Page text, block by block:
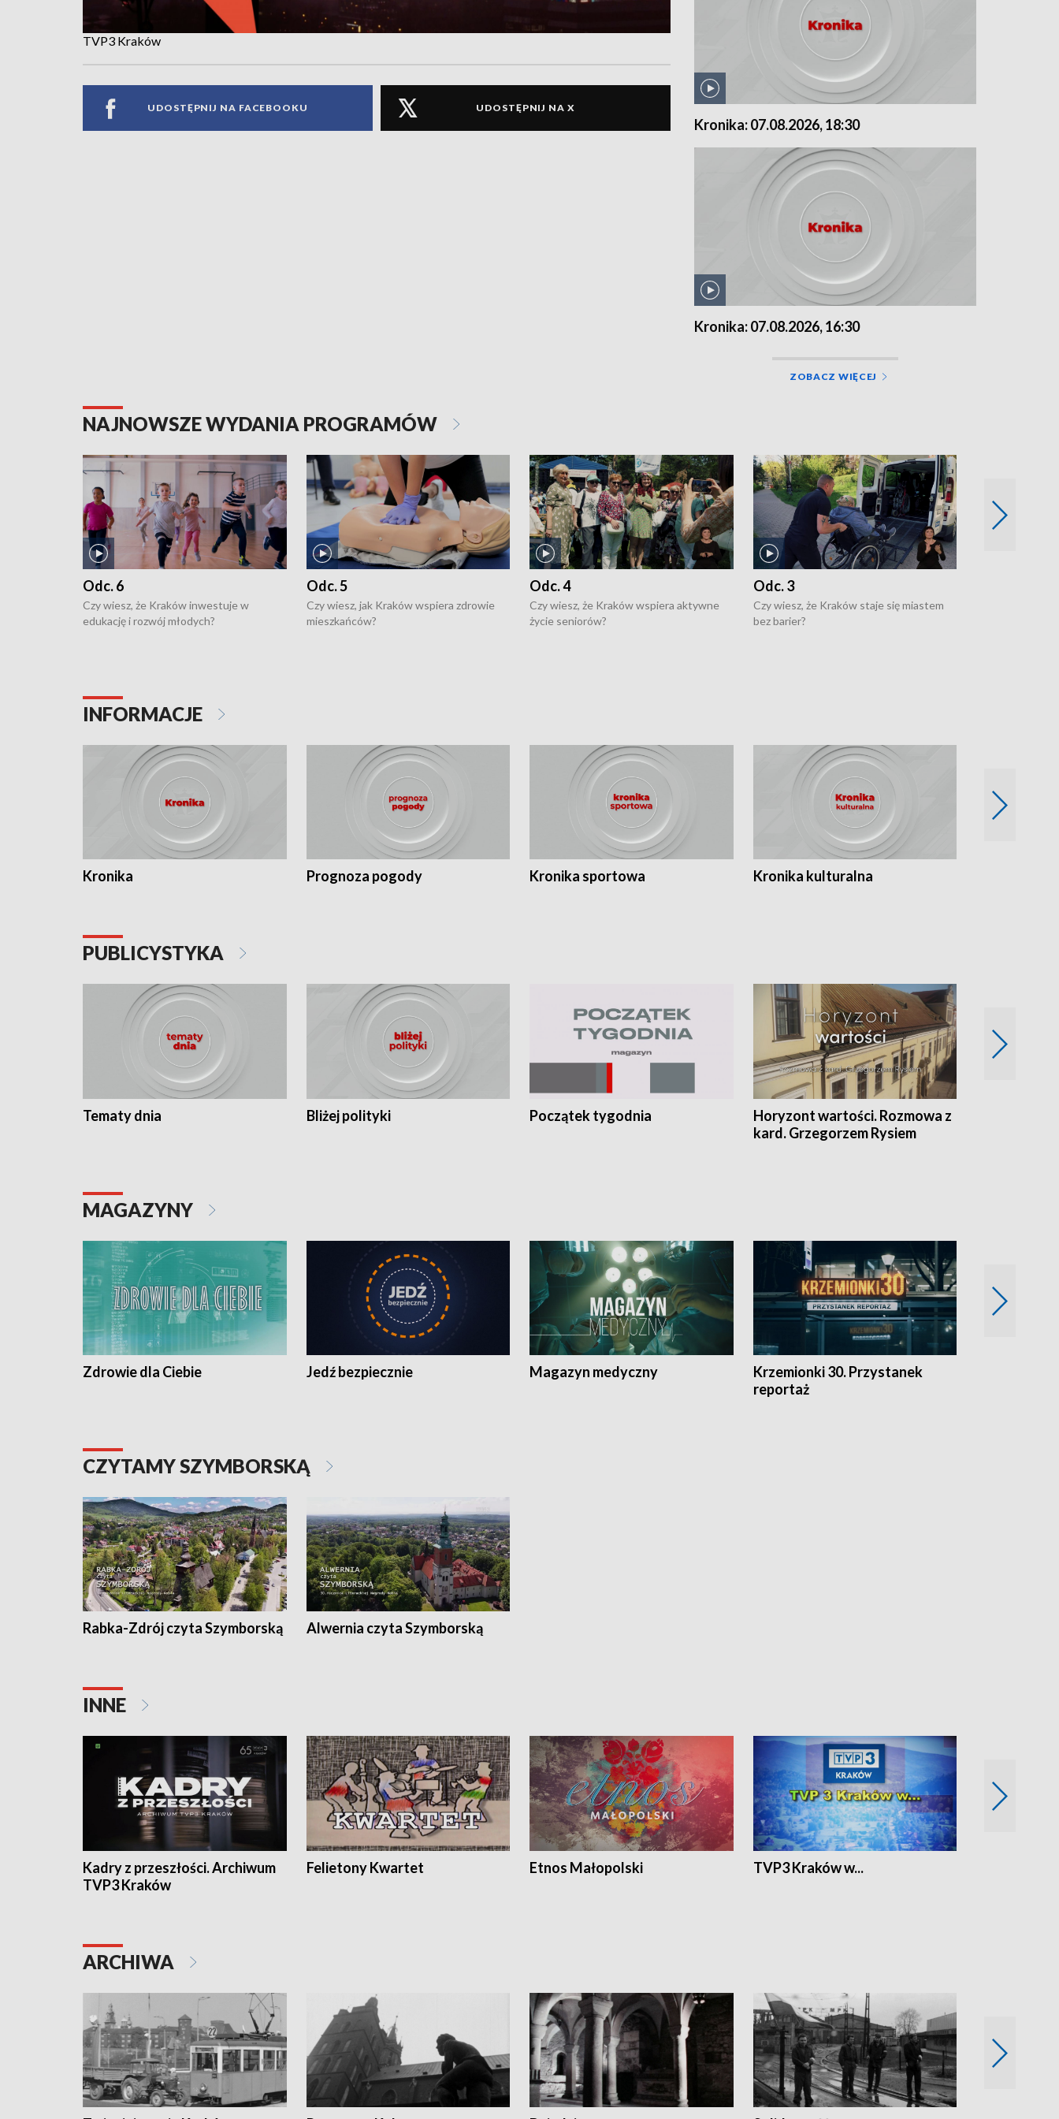
TVP3 Kraków
UDOSTĘPNIJ NA FACEBOOKU UDOSTĘPNIJ NA X
Kronika: 07.08.2026, 18:30
Kronika: 07.08.2026, 16:30
ZOBACZ WIĘCEJ
NAJNOWSZE WYDANIA PROGRAMÓW
Odc. 6
Czy wiesz, że Kraków inwestuje w
edukację i rozwój młodych?
Odc. 5
Czy wiesz, jak Kraków wspiera zdrowie
mieszkańców?
Odc. 4
Czy wiesz, że Kraków wspiera aktywne
życie seniorów?
Odc. 3
Czy wiesz, że Kraków staje się miastem
bez barier?
INFORMACJE
Kronika Prognoza pogody Kronika sportowa Kronika kulturalna
PUBLICYSTYKA
Tematy dnia Bliżej polityki Początek tygodnia
Horyzont wartości. Rozmowa z
kard. Grzegorzem Rysiem
MAGAZYNY
Zdrowie dla Ciebie Jedź bezpiecznie Magazyn medyczny
Krzemionki 30. Przystanek
reportaż
CZYTAMY SZYMBORSKĄ
Rabka-Zdrój czyta Szymborską Alwernia czyta Szymborską
INNE
Kadry z przeszłości. Archiwum
TVP3 Kraków
Felietony Kwartet Etnos Małopolski TVP3 Kraków w...
ARCHIWA